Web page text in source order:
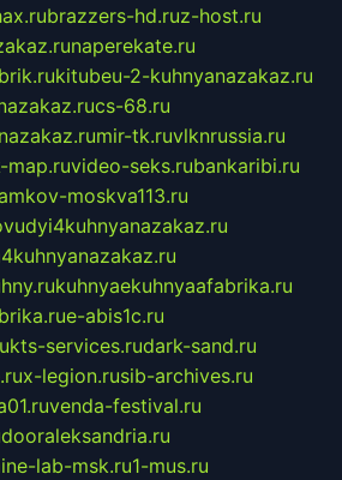
brazzers-hd.ruz-host.ru
naperekate.ru
kitubeu-2-kuhnyanazakaz.ru
cs-68.ru
mir-tk.ruvlknrussia.ru
video-seks.rubankaribi.ru
moskva113.ru
kuhnyaekuhnyaafabrika.ru
e-abis1c.ru
kts-services.rudark-sand.ru
x-legion.rusib-archives.ru
venda-festival.ru
dooraleksandria.ru
lab-msk.ru1-mus.ru